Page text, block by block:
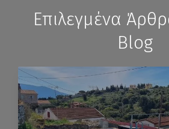
Επιλεγμένα
Blog